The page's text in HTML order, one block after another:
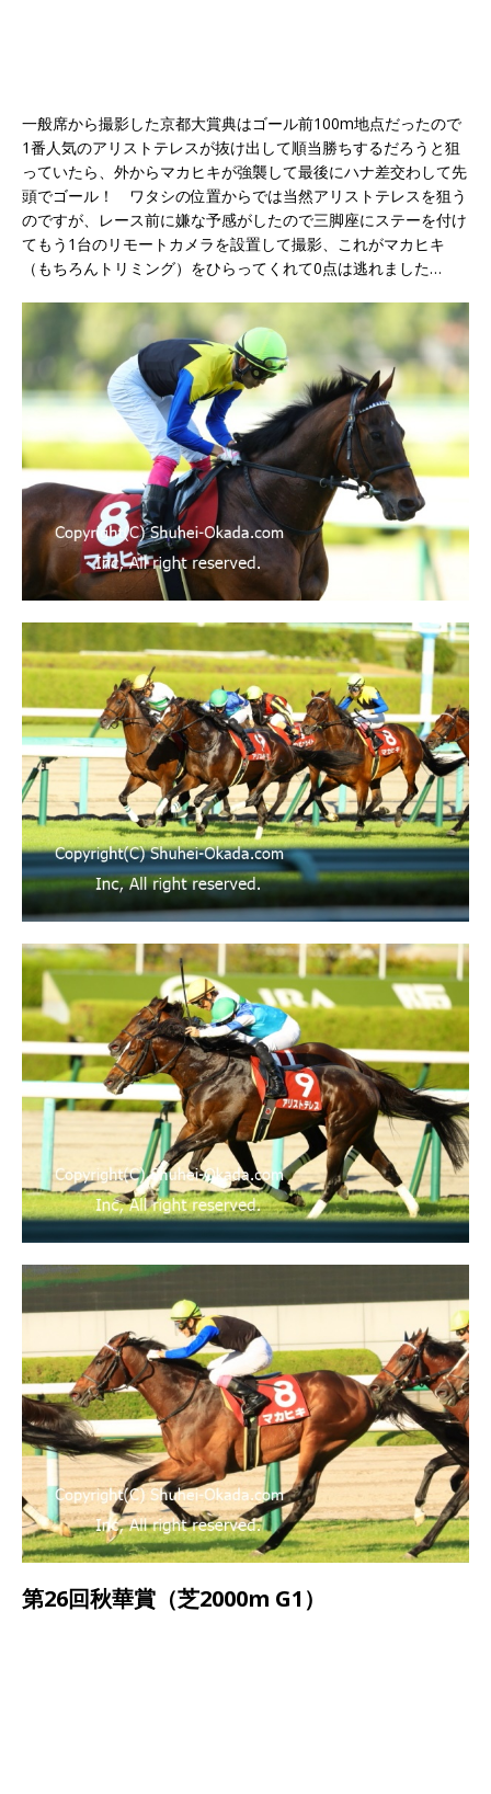
一般席から撮影した京都大賞典はゴール前100m地点だったので
1番人気のアリストテレスが抜け出して順当勝ちするだろうと狙
っていたら、外からマカヒキが強襲して最後にハナ差交わして先
頭でゴール！ ワタシの位置からでは当然アリストテレスを狙う
のですが、レース前に嫌な予感がしたので三脚座にステーを付け
てもう1台のリモートカメラを設置して撮影、これがマカヒキ
（もちろんトリミング）をひらってくれて0点は逃れました…
第26回秋華賞（芝2000m G1）